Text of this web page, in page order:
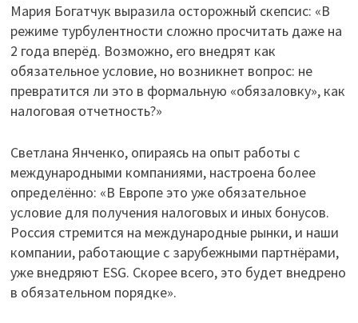
Мария Богатчук выразила осторожный скепсис: «В
режиме турбулентности сложно просчитать даже на
2 года вперёд. Возможно, его внедрят как
обязательное условие, но возникнет вопрос: не
превратится ли это в формальную «обязаловку», как
налоговая отчетность?»
Светлана Янченко, опираясь на опыт работы с
международными компаниями, настроена более
определённо: «В Европе это уже обязательное
условие для получения налоговых и иных бонусов.
Россия стремится на международные рынки, и наши
компании, работающие с зарубежными партнёрами,
уже внедряют ESG. Скорее всего, это будет внедрено
в обязательном порядке».